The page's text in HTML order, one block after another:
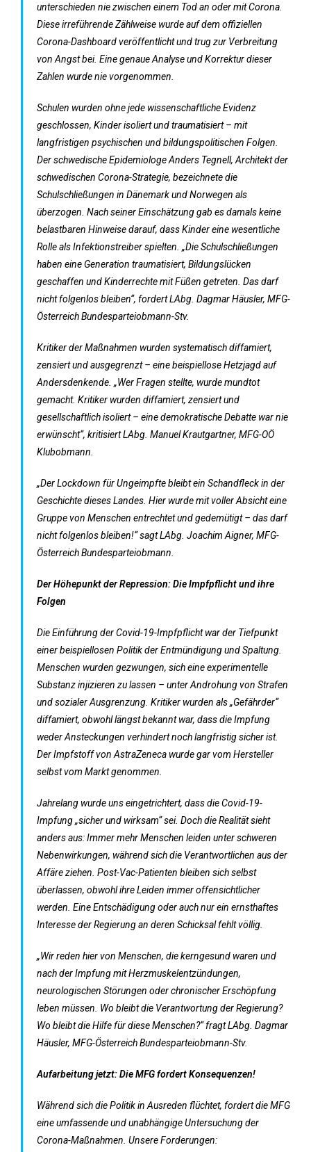
unterschieden nie zwischen einem Tod an oder mit Corona.
Diese irreführende Zählweise wurde auf dem offiziellen
Corona-Dashboard veröffentlicht und trug zur Verbreitung
von Angst bei. Eine genaue Analyse und Korrektur dieser
Zahlen wurde nie vorgenommen.
Schulen wurden ohne jede wissenschaftliche Evidenz
geschlossen, Kinder isoliert und traumatisiert – mit
langfristigen psychischen und bildungspolitischen Folgen.
Der schwedische Epidemiologe Anders Tegnell, Architekt der
schwedischen Corona-Strategie, bezeichnete die
Schulschließungen in Dänemark und Norwegen als
überzogen. Nach seiner Einschätzung gab es damals keine
belastbaren Hinweise darauf, dass Kinder eine wesentliche
Rolle als Infektionstreiber spielten. „Die Schulschließungen
haben eine Generation traumatisiert, Bildungslücken
geschaffen und Kinderrechte mit Füßen getreten. Das darf
nicht folgenlos bleiben“, fordert LAbg. Dagmar Häusler, MFG-
Österreich Bundesparteiobmann-Stv.
Kritiker der Maßnahmen wurden systematisch diffamiert,
zensiert und ausgegrenzt – eine beispiellose Hetzjagd auf
Andersdenkende. „Wer Fragen stellte, wurde mundtot
gemacht. Kritiker wurden diffamiert, zensiert und
gesellschaftlich isoliert – eine demokratische Debatte war nie
erwünscht“, kritisiert LAbg. Manuel Krautgartner, MFG-OÖ
Klubobmann.
„Der Lockdown für Ungeimpfte bleibt ein Schandfleck in der
Geschichte dieses Landes. Hier wurde mit voller Absicht eine
Gruppe von Menschen entrechtet und gedemütigt – das darf
nicht folgenlos bleiben!“ sagt LAbg. Joachim Aigner, MFG-
Österreich Bundesparteiobmann.
Der Höhepunkt der Repression: Die Impfpflicht und ihre
Folgen
Die Einführung der Covid-19-Impfpflicht war der Tiefpunkt
einer beispiellosen Politik der Entmündigung und Spaltung.
Menschen wurden gezwungen, sich eine experimentelle
Substanz injizieren zu lassen – unter Androhung von Strafen
und sozialer Ausgrenzung. Kritiker wurden als „Gefährder“
diffamiert, obwohl längst bekannt war, dass die Impfung
weder Ansteckungen verhindert noch langfristig sicher ist.
Der Impfstoff von AstraZeneca wurde gar vom Hersteller
selbst vom Markt genommen.
Jahrelang wurde uns eingetrichtert, dass die Covid-19-
Impfung „sicher und wirksam“ sei. Doch die Realität sieht
anders aus: Immer mehr Menschen leiden unter schweren
Nebenwirkungen, während sich die Verantwortlichen aus der
Affäre ziehen. Post-Vac-Patienten bleiben sich selbst
überlassen, obwohl ihre Leiden immer offensichtlicher
werden. Eine Entschädigung oder auch nur ein ernsthaftes
Interesse der Regierung an deren Schicksal fehlt völlig.
„Wir reden hier von Menschen, die kerngesund waren und
nach der Impfung mit Herzmuskelentzündungen,
neurologischen Störungen oder chronischer Erschöpfung
leben müssen. Wo bleibt die Verantwortung der Regierung?
Wo bleibt die Hilfe für diese Menschen?“ fragt LAbg. Dagmar
Häusler, MFG-Österreich Bundesparteiobmann-Stv.
Aufarbeitung jetzt: Die MFG fordert Konsequenzen!
Während sich die Politik in Ausreden flüchtet, fordert die MFG
eine umfassende und unabhängige Untersuchung der
Corona-Maßnahmen. Unsere Forderungen: